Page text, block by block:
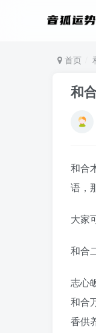
首页
和
和合
语，
大家
和合
志心
和合
香供